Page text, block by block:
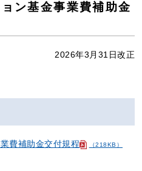
ン基金事業費補助金
2026年3月31日改正
費補助金交付規程 （218KB）